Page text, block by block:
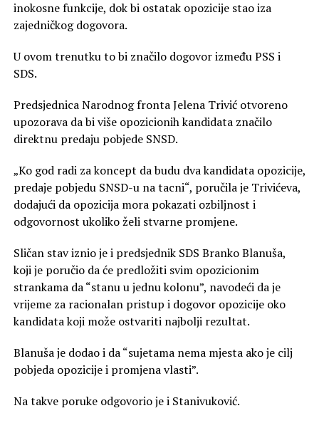
inokosne funkcije, dok bi ostatak opozicije stao iza
zajedničkog dogovora.
U ovom trenutku to bi značilo dogovor između PSS i
SDS.
Predsjednica Narodnog fronta Jelena Trivić otvoreno
upozorava da bi više opozicionih kandidata značilo
direktnu predaju pobjede SNSD.
„Ko god radi za koncept da budu dva kandidata opozicije,
predaje pobjedu SNSD-u na tacni“, poručila je Trivićeva,
dodajući da opozicija mora pokazati ozbiljnost i
odgovornost ukoliko želi stvarne promjene.
Sličan stav iznio je i predsjednik SDS Branko Blanuša,
koji je poručio da će predložiti svim opozicionim
strankama da “stanu u jednu kolonu”, navodeći da je
vrijeme za racionalan pristup i dogovor opozicije oko
kandidata koji može ostvariti najbolji rezultat.
Blanuša je dodao i da “sujetama nema mjesta ako je cilj
pobjeda opozicije i promjena vlasti”.
Na takve poruke odgovorio je i Stanivuković.